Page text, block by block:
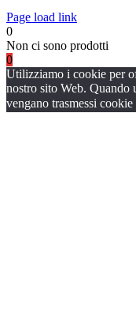
Page load link
0
Non ci sono prodotti
0
Utilizziamo i cookie per
nostro sito Web. Quando
vengano trasmessi